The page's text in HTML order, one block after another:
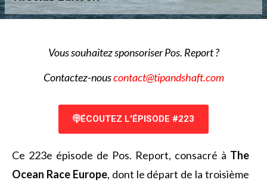
Vous souhaitez sponsoriser Pos. Report ?
Contactez-nouscontact@tipandshaft.com
ÉCOUTEZ L'ÉPISODE #223
Ce 223e épisode de Pos. Report, consacré à The
Ocean Race Europe, dont le départ de la troisième